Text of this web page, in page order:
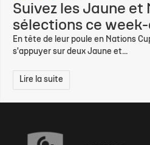
Suivez les Jaune et
sélections ce week-
En tête de leur poule en Nations
s'appuyer sur deux Jaune et...
Lire la suite